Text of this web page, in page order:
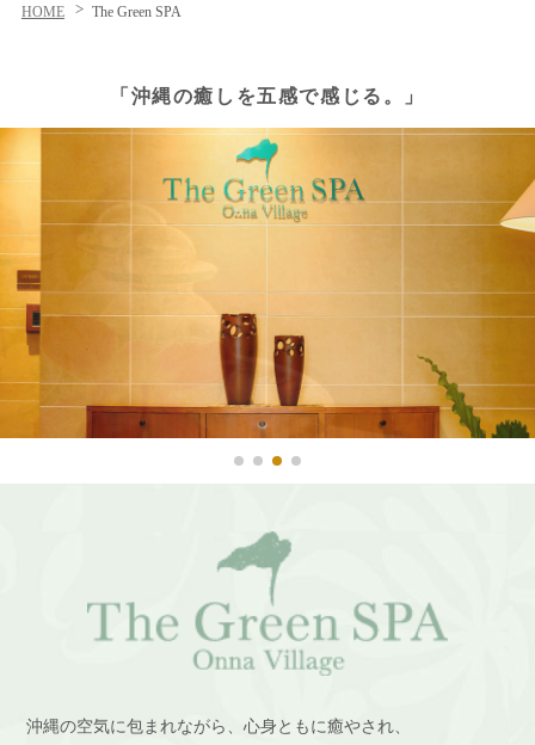
HOME The Green SPA
「沖縄の癒しを五感で感じる。」
沖縄の空気に包まれながら、心身ともに癒やされ、